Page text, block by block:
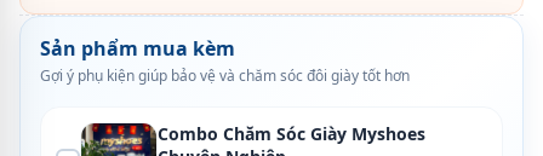
Sản phẩm mua kèm
Gợi ý phụ kiện giúp bảo vệ và chăm sóc đôi giày tốt hơn
Combo Chăm Sóc Giày Myshoes